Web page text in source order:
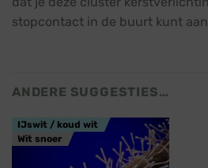
stopcontact in de buurt kunt
ANDERE SUGGESTIES…
IJswit / koud wit
Wit snoer